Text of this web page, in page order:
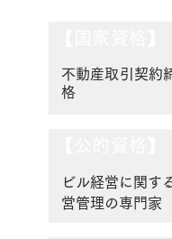
不動産取引契約
格
ビル経営に関す
営管理の専門家